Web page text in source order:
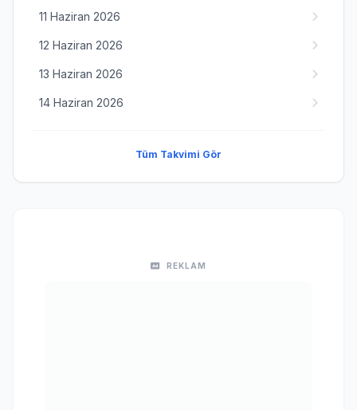
11 Haziran 2026
12 Haziran 2026
13 Haziran 2026
14 Haziran 2026
Tüm Takvimi Gör
REKLAM